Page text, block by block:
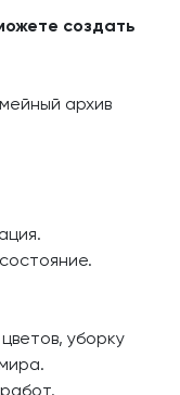
создать
архив
уборку